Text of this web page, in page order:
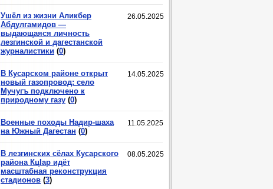
26.05.2025
Ушёл из жизни Аликбер
Абдулгамидов —
выдающаяся личность
лезгинской и дагестанской
журналистики (0)
14.05.2025
В Кусарском районе открыт
новый газопровод: село
Мучугъ подключено к
природному газу (0)
11.05.2025
Военные походы Надир-шаха
на Южный Дагестан (0)
08.05.2025
В лезгинских сёлах Кусарского
района КцIар идёт
масштабная реконструкция
стадионов (3)